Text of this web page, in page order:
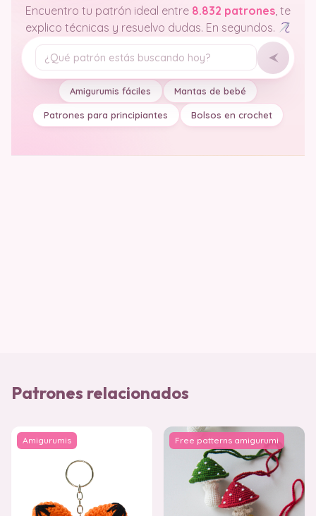
Encuentro tu patrón ideal entre 8.832 patrones, te
explico técnicas y resuelvo dudas. En segundos.
Tu pregunta
Amigurumis fáciles Mantas de bebé
Patrones para principiantes Bolsos en crochet
Patrones relacionados
Amigurumis Free patterns amigurumi